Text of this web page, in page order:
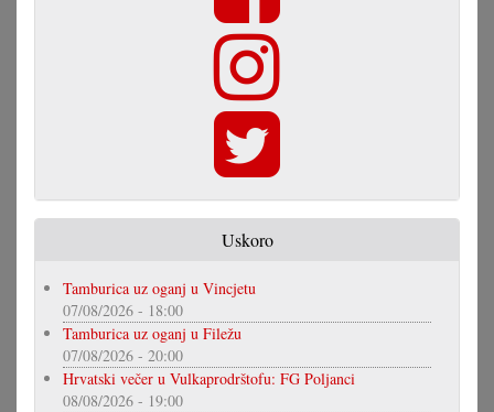
Uskoro
Tamburica uz oganj u Vincjetu
07/08/2026 - 18:00
Tamburica uz oganj u Filežu
07/08/2026 - 20:00
Hrvatski večer u Vulkaprodrštofu: FG Poljanci
08/08/2026 - 19:00